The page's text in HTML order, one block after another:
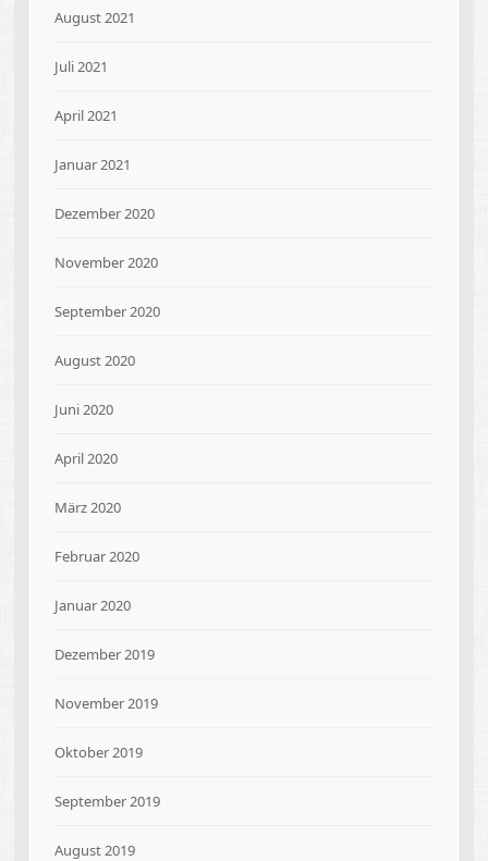
August 2021
Juli 2021
April 2021
Januar 2021
Dezember 2020
November 2020
September 2020
August 2020
Juni 2020
April 2020
März 2020
Februar 2020
Januar 2020
Dezember 2019
November 2019
Oktober 2019
September 2019
August 2019